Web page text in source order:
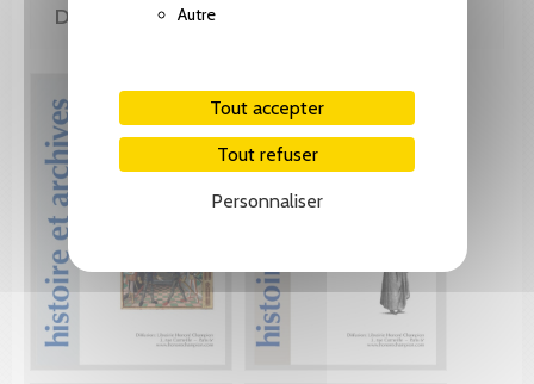
Autre
Tout accepter
Tout refuser
Personnaliser
DE LA MÊME COLLECTION